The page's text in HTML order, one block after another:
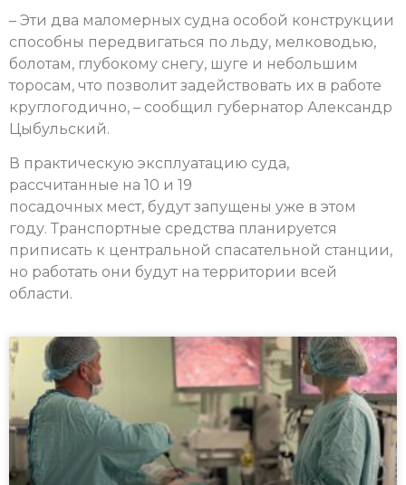
– Эти два маломерных судна особой конструкции
способны передвигаться по льду, мелководью,
болотам, глубокому снегу, шуге и небольшим
торосам, что позволит задействовать их в работе
круглогодично, – сообщил губернатор Александр
Цыбульский.
В практическую эксплуатацию суда,
рассчитанные на 10 и 19
посадочных мест, будут запущены уже в этом
году. Транспортные средства планируется
приписать к центральной спасательной станции,
но работать они будут на территории всей
области.